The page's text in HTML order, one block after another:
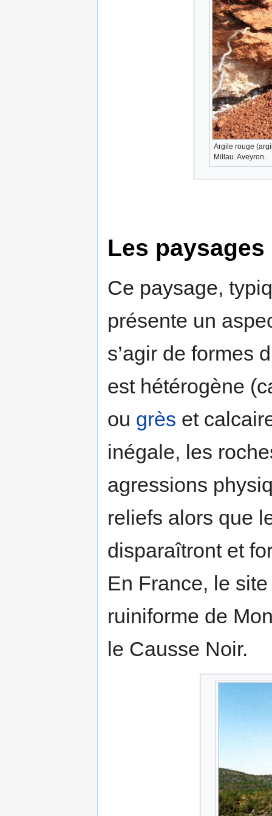
Argile rouge
Millau. Aveyron.
Les
Ce paysage,
présente un
s’agir de formes
est hétérogène
ou grès et
inégale, les
agressions
reliefs alors que
disparaîtront et
En France, le
ruiniforme de
le Causse Noir.